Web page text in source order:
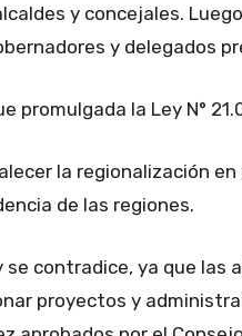
y concejales.
y delegados
promulgada la Ley N°
la regionalización en
de las regiones.
se contradice, ya que las
proyectos y